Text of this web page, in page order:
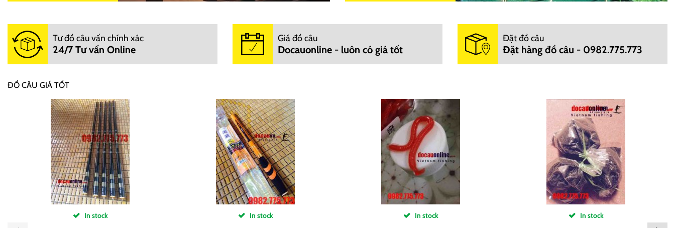
Tư đồ câu vấn chính xác
24/7 Tư vấn Online
Giá đồ câu
Docauonline - luôn có giá tốt
Đặt đồ câu
Đặt hàng đồ câu - 0982.775.773
ĐỒ CÂU GIÁ TỐT
In stock In stock In stock In stock